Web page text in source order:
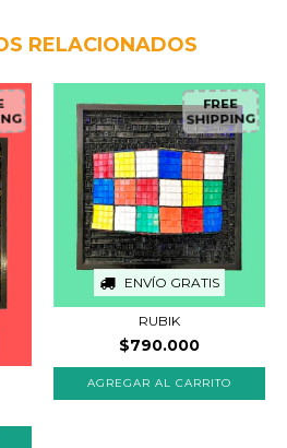
RELACIONADOS
ENVÍO GRATIS
FREE
SHIPPING
RUBIK
$790.000